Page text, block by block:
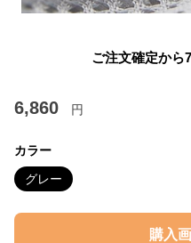
ご注文確定から
6,860 円
カラー
グレー
購入